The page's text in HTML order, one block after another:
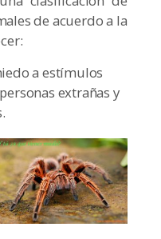
de acuerdo a la
a estímulos
extrañas y